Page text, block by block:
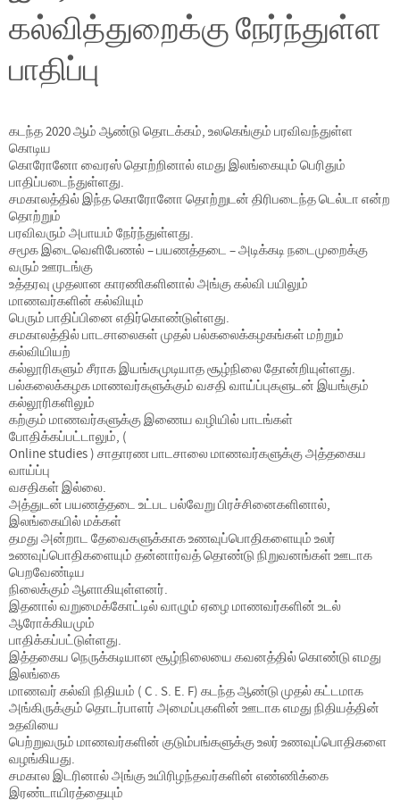
கல்வித்துறைக்கு நேர்ந்துள்ள
பாதிப்பு
கடந்த 2020 ஆம் ஆண்டு தொடக்கம், உலகெங்கும் பரவிவந்துள்ள
கொடிய
கொரோனோ வைரஸ் தொற்றினால் எமது இலங்கையும் பெரிதும்
பாதிப்படைந்துள்ளது.
சமகாலத்தில் இந்த கொரோனோ தொற்றுடன் திரிபடைந்த டெல்டா என்ற
தொற்றும்
பரவிவரும் அபாயம் நேர்ந்துள்ளது.
சமூக இடைவெளிபேணல் – பயணத்தடை – அடிக்கடி நடைமுறைக்கு
வரும் ஊரடங்கு
உத்தரவு முதலான காரணிகளினால் அங்கு கல்வி பயிலும்
மாணவர்களின் கல்வியும்
பெரும் பாதிப்பினை எதிர்கொண்டுள்ளது.
சமகாலத்தில் பாடசாலைகள் முதல் பல்கலைக்கழகங்கள் மற்றும்
கல்வியியற்
கல்லூரிகளும் சீராக இயங்கமுடியாத சூழ்நிலை தோன்றியுள்ளது.
பல்கலைக்கழக மாணவர்களுக்கும் வசதி வாய்ப்புகளுடன் இயங்கும்
கல்லூரிகளிலும்
கற்கும் மாணவர்களுக்கு இணைய வழியில் பாடங்கள்
போதிக்கப்பட்டாலும், (
Online studies ) சாதாரண பாடசாலை மாணவர்களுக்கு அத்தகைய
வாய்ப்பு
வசதிகள் இல்லை.
அத்துடன் பயணத்தடை உட்பட பல்வேறு பிரச்சினைகளினால்,
இலங்கையில் மக்கள்
தமது அன்றாட தேவைகளுக்காக உணவுப்பொதிகளையும் உலர்
உணவுப்பொதிகளையும் தன்னார்வத் தொண்டு நிறுவனங்கள் ஊடாக
பெறவேண்டிய
நிலைக்கும் ஆளாகியுள்ளனர்.
இதனால் வறுமைக்கோட்டில் வாழும் ஏழை மாணவர்களின் உடல்
ஆரோக்கியமும்
பாதிக்கப்பட்டுள்ளது.
இத்தகைய நெருக்கடியான சூழ்நிலையை கவனத்தில் கொண்டு எமது
இலங்கை
மாணவர் கல்வி நிதியம் ( C . S. E. F) கடந்த ஆண்டு முதல் கட்டமாக
அங்கிருக்கும் தொடர்பாளர் அமைப்புகளின் ஊடாக எமது நிதியத்தின்
உதவியை
பெற்றுவரும் மாணவர்களின் குடும்பங்களுக்கு உலர் உணவுப்பொதிகளை
வழங்கியது.
சமகால இடரினால் அங்கு உயிரிழந்தவர்களின் எண்ணிக்கை
இரண்டாயிரத்தையும்